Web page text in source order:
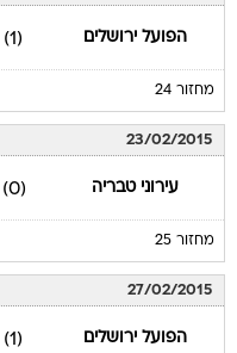
הפועל ירושלים (1)
מחזור 24
23/02/2015
עירוני טבריה (0)
מחזור 25
27/02/2015
הפועל ירושלים (1)